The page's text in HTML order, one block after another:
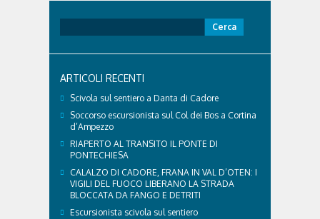
con il veterinario di Cortina, che ci ha illustrato i
principali accorgimenti per aiutare i cani ad
affrontare il caldo in sicurezza e benessere...
per:
ARTICOLI RECENTI
Scivola sul sentiero a Danta di Cadore
Soccorso escursionista sul Col dei Bos a Cortina
d’Ampezzo
RIAPERTO AL TRANSITO IL PONTE DI
PONTECHIESA
CALALZO DI CADORE, FRANA IN VAL D’OTEN: I
VIGILI DEL FUOCO LIBERANO LA STRADA
BLOCCATA DA FANGO E DETRITI
Escursionista scivola sul sentiero